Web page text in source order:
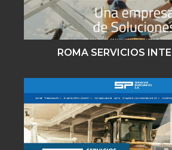
ROMA SERVICIOS